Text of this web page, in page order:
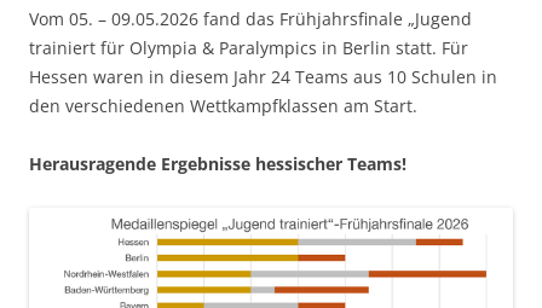
Vom 05. – 09.05.2026 fand das Frühjahrsfinale „Jugend
trainiert für Olympia & Paralympics in Berlin statt. Für
Hessen waren in diesem Jahr 24 Teams aus 10 Schulen in
den verschiedenen Wettkampfklassen am Start.
Herausragende Ergebnisse hessischer Teams!